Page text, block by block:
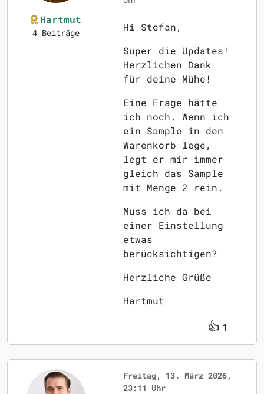
Hartmut
4 Beiträge
Hi Stefan,
Super die Updates!
Herzlichen Dank
für deine Mühe!
Eine Frage hätte
ich noch. Wenn ich
ein Sample in den
Warenkorb lege,
legt er mir immer
gleich das Sample
mit Menge 2 rein.
Muss ich da bei
einer Einstellung
etwas
berücksichtigen?
Herzliche Grüße
Hartmut
👍 1
Freitag, 13. März 2026,
23:11 Uhr